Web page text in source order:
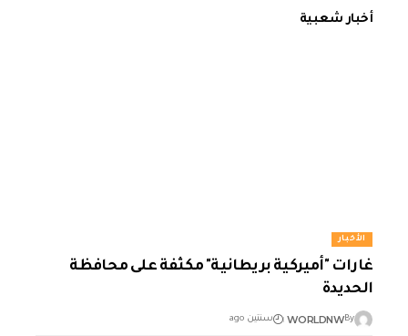
أخبار شعبية
الأخبار
غارات "أميركية بريطانية" مكثفة على محافظة
الحديدة
By
WORLDNW سنتين ago